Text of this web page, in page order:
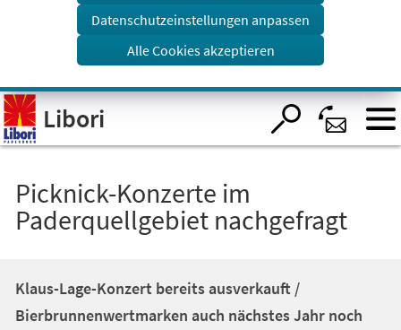
Visuelle
Assistenzsoftware
öffnen.
Tab)
Datenschutzeinstellungen anpassen
Alle Cookies akzeptieren
Libori
Picknick-Konzerte im
Paderquellgebiet nachgefragt
Klaus-Lage-Konzert bereits ausverkauft /
Bierbrunnenwertmarken auch nächstes Jahr noch